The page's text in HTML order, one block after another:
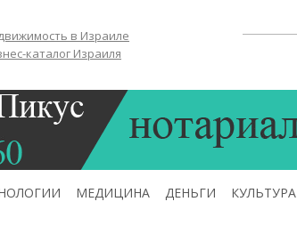
в Израиле
каталог Израиля
МЕДИЦИНА ДЕНЬГИ КУЛЬТУРА